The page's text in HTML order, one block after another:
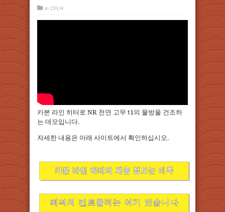
in CFLH
카본 라인 히터로 NR 천연 고무 t1의 물방울 건조하
는 데모입니다.
자세한 내용은 아래 사이트에서 확인하십시오.